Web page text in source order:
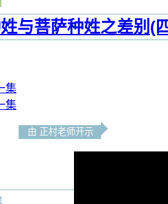
与菩萨种姓之差别(
集
集
由 正村老师开示